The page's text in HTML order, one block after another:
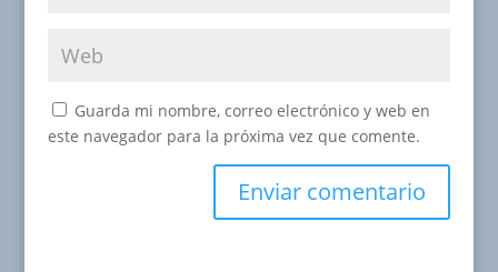
Guarda mi nombre, correo electrónico y web en
este navegador para la próxima vez que comente.